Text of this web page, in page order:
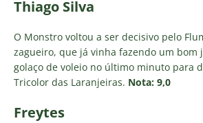
Thiago Silva
O Monstro voltou a ser decisivo pelo
zagueiro, que já vinha fazendo um bom
golaço de voleio no último minuto para
Tricolor das Laranjeiras. Nota: 9,0
Freytes